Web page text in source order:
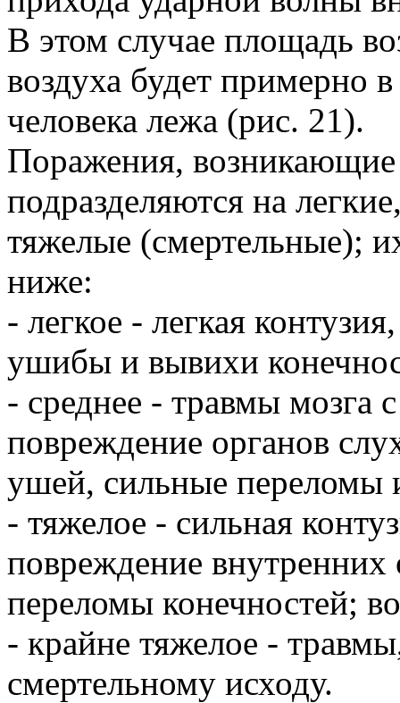
В этом случае площадь
воздуха будет примерно
человека лежа (рис. 21).
Поражения,
подразделяются на
тяжелые (смертельные);
ниже:
- легкое - легкая
ушибы и вывихи
- среднее - травмы мозга
повреждение органов
ушей, сильные переломы
- тяжелое - сильная
повреждение внутренних
переломы конечностей;
- крайне тяжелое -
смертельному исходу.